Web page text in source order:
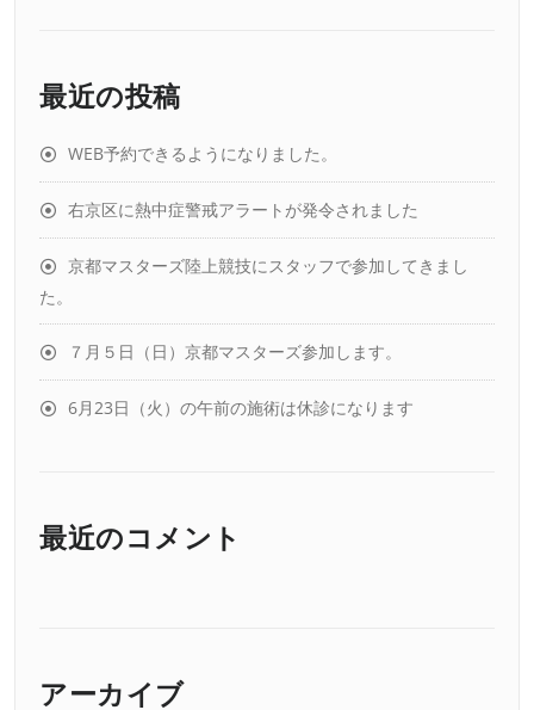
最近の投稿
WEB予約できるようになりました。
右京区に熱中症警戒アラートが発令されました
京都マスターズ陸上競技にスタッフで参加してきまし
た。
７月５日（日）京都マスターズ参加します。
6月23日（火）の午前の施術は休診になります
最近のコメント
アーカイブ